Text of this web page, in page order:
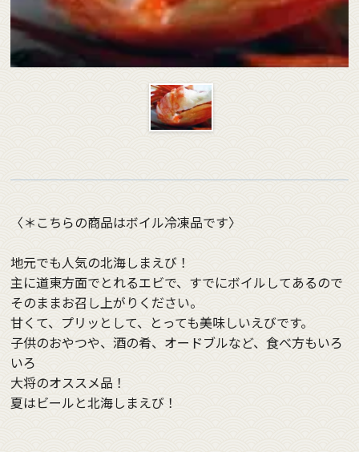
〈＊こちらの商品はボイル冷凍品です〉
地元でも人気の北海しまえび！
主に道東方面でとれるエビで、すでにボイルしてあるので
そのままお召し上がりください。
甘くて、プリッとして、とっても美味しいえびです。
子供のおやつや、酒の肴、オードブルなど、食べ方もいろ
いろ
大将のオススメ品！
夏はビールと北海しまえび！